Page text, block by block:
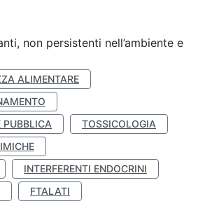
non persistenti nell’ambiente e
ALIMENTARE
PUBBLICA
TOSSICOLOGIA
INTERFERENTI ENDOCRINI
FTALATI